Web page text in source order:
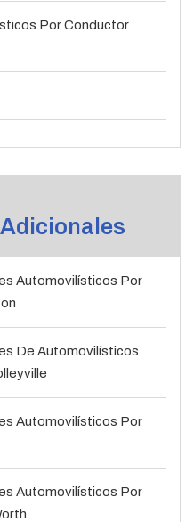
Por Conductor
Automovilísticos Por
De Automovilísticos
Automovilísticos Por
Automovilísticos Por